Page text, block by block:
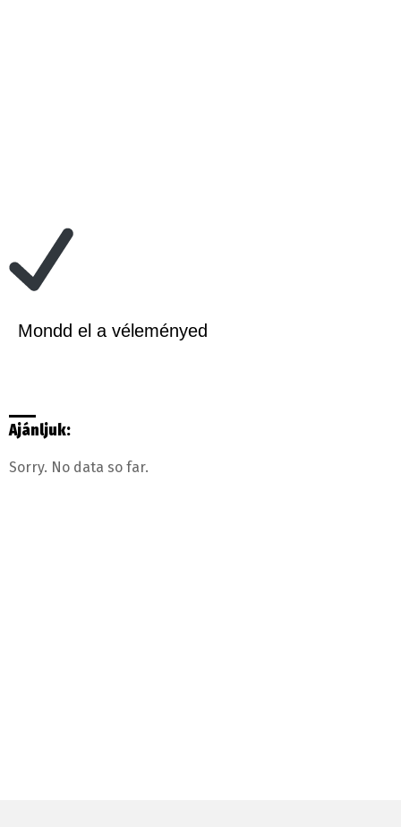
Mondd el a véleményed
Ajánljuk:
Sorry. No data so far.